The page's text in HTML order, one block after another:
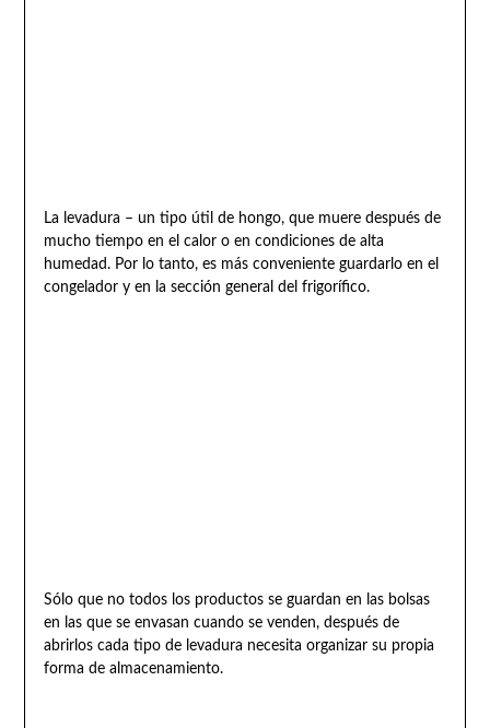
La levadura – un tipo útil de hongo, que muere después de
mucho tiempo en el calor o en condiciones de alta
humedad. Por lo tanto, es más conveniente guardarlo en el
congelador y en la sección general del frigorífico.
Sólo que no todos los productos se guardan en las bolsas
en las que se envasan cuando se venden, después de
abrirlos cada tipo de levadura necesita organizar su propia
forma de almacenamiento.